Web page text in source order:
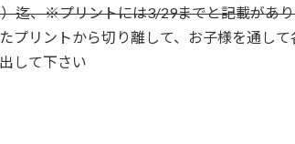
迄、※プリントには3/29までと記載があ
プリントから切り離して、お子様を通して
して下さい